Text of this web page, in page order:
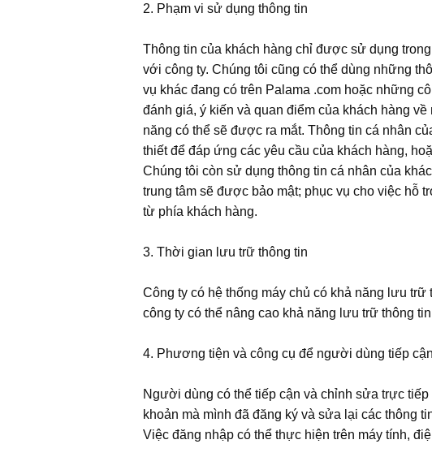
2. Phạm vi sử dụng thông tin
Thông tin của khách hàng chỉ được sử dụng
với công ty. Chúng tôi cũng có thể dùng những
vụ khác đang có trên Palama .com hoặc những
đánh giá, ý kiến và quan điểm của khách hàng
năng có thể sẽ được ra mắt. Thông tin cá nhân
thiết để đáp ứng các yêu cầu của khách hàng,
Chúng tôi còn sử dụng thông tin cá nhân của
trung tâm sẽ được bảo mật; phục vụ cho việc hỗ
từ phía khách hàng.
3. Thời gian lưu trữ thông tin
Công ty có hệ thống máy chủ có khả năng lưu
công ty có thể nâng cao khả năng lưu trữ thông
4. Phương tiện và công cụ để người dùng tiếp
Người dùng có thể tiếp cận và chỉnh sửa trực
khoản mà mình đã đăng ký và sửa lại các thông
Việc đăng nhập có thể thực hiện trên máy tính,